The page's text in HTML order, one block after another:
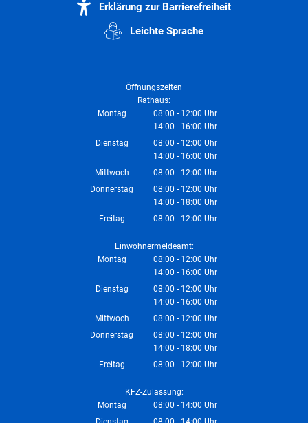
Erklärung zur Barrierefreiheit
Leichte Sprache
Öffnungszeiten
Rathaus:
Montag
08:00 - 12:00 Uhr
Von 08:00 bis 12:00 Uhr
14:00 - 16:00 Uhr
Von 14:00 bis 16:00 Uhr
Dienstag 08:00 - 12:00 Uhr
Von 08:00 bis 12:00 Uhr
14:00 - 16:00 Uhr
Von 14:00 bis 16:00 Uhr
Mittwoch 08:00 - 12:00 Uhr
Von 08:00 bis 12:00 Uhr
Donnerstag 08:00 - 12:00 Uhr
Von 08:00 bis 12:00 Uhr
14:00 - 18:00 Uhr
Von 14:00 bis 18:00 Uhr
Freitag 08:00 - 12:00 Uhr
Einwohnermeldeamt:
Montag
08:00 - 12:00 Uhr
Von 08:00 bis 12:00 Uhr
14:00 - 16:00 Uhr
Von 14:00 bis 16:00 Uhr
Dienstag 08:00 - 12:00 Uhr
Von 08:00 bis 12:00 Uhr
14:00 - 16:00 Uhr
Von 14:00 bis 16:00 Uhr
Mittwoch 08:00 - 12:00 Uhr
Von 08:00 bis 12:00 Uhr
Donnerstag 08:00 - 12:00 Uhr
Von 08:00 bis 12:00 Uhr
14:00 - 18:00 Uhr
Von 14:00 bis 18:00 Uhr
Freitag 08:00 - 12:00 Uhr
KFZ-Zulassung:
Montag
08:00 - 14:00 Uhr
Von 08:00 bis 14:00 Uhr